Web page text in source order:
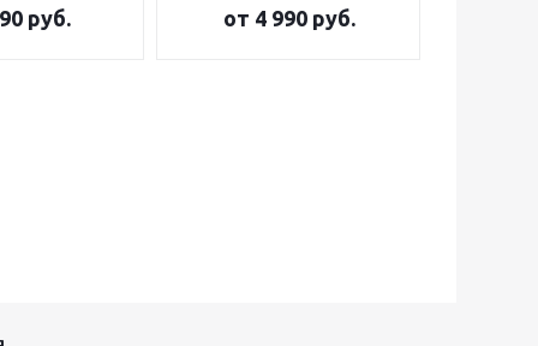
руб. от 4 990 руб.